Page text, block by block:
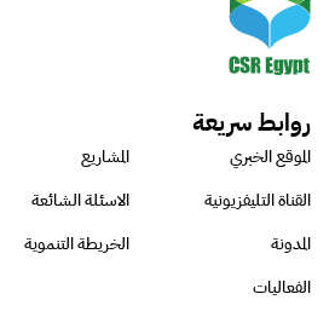
روابط سريعة
الموقع الخبري
المشاريع
القناة التليفزيونية
الاسئلة الشائعة
المدونة
الخريطة التنموية
الفعاليات